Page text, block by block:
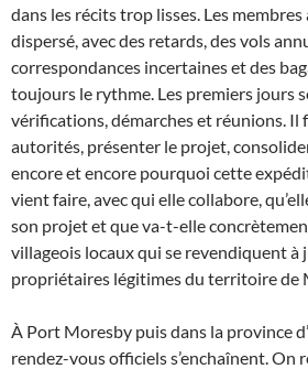
dans les récits trop lisses. Les
dispersé, avec des retards, des vols
correspondances incertaines et des
toujours le rythme. Les premiers jours
vérifications, démarches et réunions. Il
autorités, présenter le projet,
encore et encore pourquoi cette
vient faire, avec qui elle collabore,
son projet et que va-t-elle
villageois locaux qui se revendiquent à
propriétaires légitimes du territoire de
À Port Moresby puis dans la province
rendez-vous officiels s’enchaînent. On